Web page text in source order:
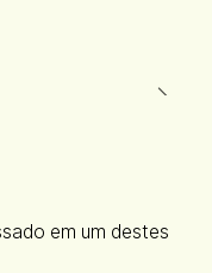
em um destes